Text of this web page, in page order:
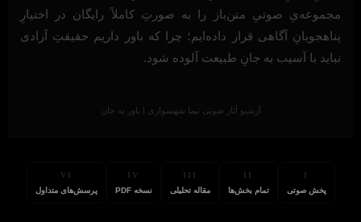
مجموعه‌یِ صوتیِ متن‌باز را به صورتِ کاملاً رایگان در اختیارِ
پناهجویانِ آگاهی قرار داده‌ایم؛ چرا که باور داریم حقیقتِ آزادی
نباید با آسیب به جانِ طبیعت آلوده شود.
آرشیو آثار صوتی نیما شهسواری | باور به جان
I
پخش صوتی
II
تمام بخش‌ها
III
مقاله تحلیلی
IV
نسخه PDF
VI
پرسش‌های متداول